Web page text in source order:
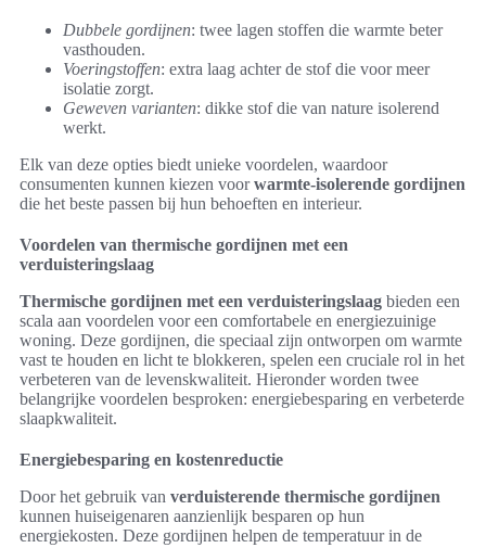
Dubbele gordijnen: twee lagen stoffen die warmte beter
vasthouden.
Voeringstoffen: extra laag achter de stof die voor meer
isolatie zorgt.
Geweven varianten: dikke stof die van nature isolerend
werkt.
Elk van deze opties biedt unieke voordelen, waardoor
consumenten kunnen kiezen voorwarmte-isolerende gordijnen
die het beste passen bij hun behoeften en interieur.
Voordelen van thermische gordijnen met een
verduisteringslaag
Thermische gordijnen met een verduisteringslaag bieden een
scala aan voordelen voor een comfortabele en energiezuinige
woning. Deze gordijnen, die speciaal zijn ontworpen om warmte
vast te houden en licht te blokkeren, spelen een cruciale rol in het
verbeteren van de levenskwaliteit. Hieronder worden twee
belangrijke voordelen besproken: energiebesparing en verbeterde
slaapkwaliteit.
Energiebesparing en kostenreductie
Door het gebruik van verduisterende thermische gordijnen
kunnen huiseigenaren aanzienlijk besparen op hun
energiekosten. Deze gordijnen helpen de temperatuur in de